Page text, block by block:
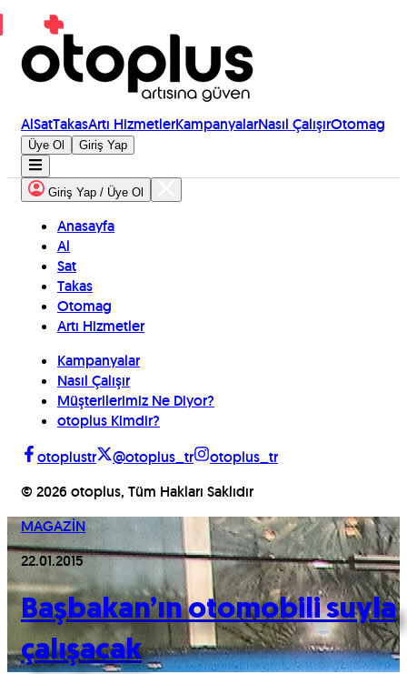
AlSatTakasArtı HizmetlerKampanyalarNasıl ÇalışırOtomag
Üye Ol Giriş Yap
Giriş Yap / Üye Ol
Anasayfa
Al
Sat
Takas
Otomag
Artı Hizmetler
Kampanyalar
Nasıl Çalışır
Müşterilerimiz Ne Diyor?
otoplus Kimdir?
otoplustr
@otoplus_tr
otoplus_tr
© 2026 otoplus, Tüm Hakları Saklıdır
MAGAZİN
22.01.2015
Başbakan’ın otomobili suyla
çalışacak